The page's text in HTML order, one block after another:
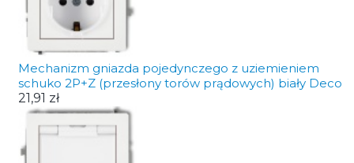
Mechanizm gniazda pojedynczego z uziemieniem
schuko 2P+Z (przesłony torów prądowych) biały Deco
21,91 zł